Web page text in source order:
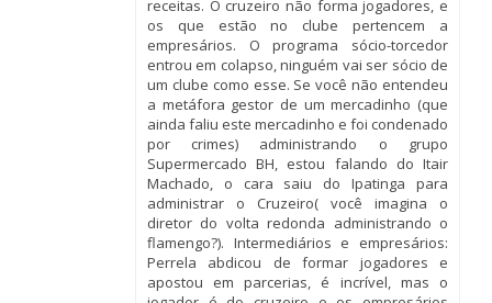
receitas. O cruzeiro não forma jogadores, e
os que estão no clube pertencem a
empresários. O programa sócio-torcedor
entrou em colapso, ninguém vai ser sócio de
um clube como esse. Se você não entendeu
a metáfora gestor de um mercadinho (que
ainda faliu este mercadinho e foi condenado
por crimes) administrando o grupo
Supermercado BH, estou falando do Itair
Machado, o cara saiu do Ipatinga para
administrar o Cruzeiro( você imagina o
diretor do volta redonda administrando o
flamengo?). Intermediários e empresários:
Perrela abdicou de formar jogadores e
apostou em parcerias, é incrível, mas o